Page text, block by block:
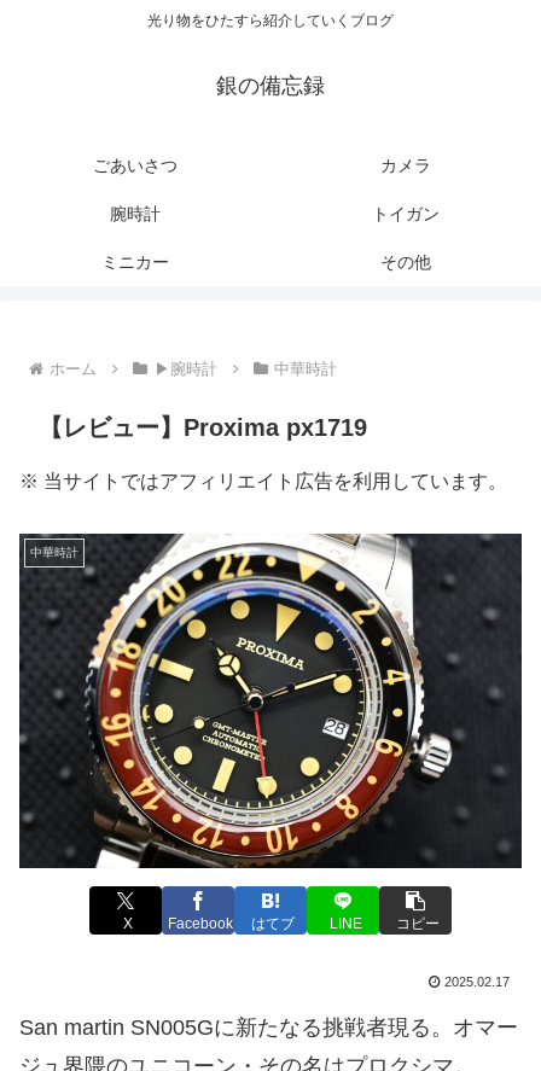
光り物をひたすら紹介していくブログ
銀の備忘録
ごあいさつ カメラ
腕時計 トイガン
ミニカー その他
ホーム ▶腕時計 中華時計
【レビュー】Proxima px1719
※ 当サイトではアフィリエイト広告を利用しています。
中華時計
X Facebook はてブ LINE コピー
2025.02.17
San martin SN005Gに新たなる挑戦者現る。オマー
ジュ界隈のユニコーン・その名はプロクシマ。